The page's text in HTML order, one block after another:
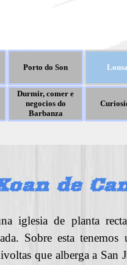
Porto do Son
Durmir, comer e
negocios do
Barbanza
de
iglesia de planta
Sobre esta tenemos
que alberga a San